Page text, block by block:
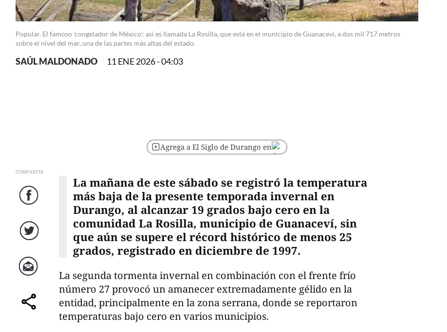
Popular. El famoso 'congelador de México': así es llamada La Rosilla, que está en el municipio de Guanaceví, a dos mil 717 metros
sobre el nivel del mar, una de las partes más altas del estado.
SAÚL MALDONADO 11 ENE 2026 - 04:03
Agrega a El Siglo de Durango en
COMPARTIR
Facebook
Twitter
Correo
comparte
La mañana de este sábado se registró la temperatura
más baja de la presente temporada invernal en
Durango, al alcanzar 19 grados bajo cero en la
comunidad La Rosilla, municipio de Guanaceví, sin
que aún se supere el récord histórico de menos 25
grados, registrado en diciembre de 1997.
La segunda tormenta invernal en combinación con el frente frío
número 27 provocó un amanecer extremadamente gélido en la
entidad, principalmente en la zona serrana, donde se reportaron
temperaturas bajo cero en varios municipios.